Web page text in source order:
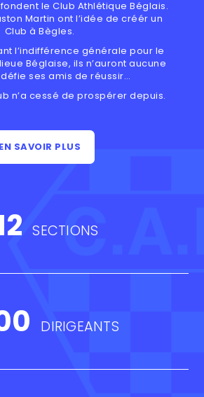
le Club Athlétique Béglais.
Martin ont l’idée de créér un
Club à Bègles.
l’indifférence générale pour le
Béglaise, ils n’auront aucune
ses amis de réussir…
n’a cessé de prospérer depuis.
EN SAVOIR PLUS
SECTIONS
DIRIGEANTS